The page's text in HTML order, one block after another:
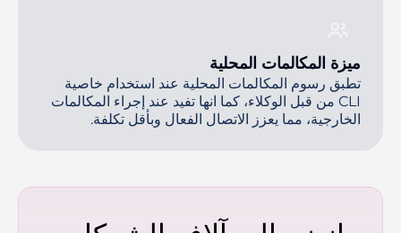
ميزة المكالمات المحلية
تطبق رسوم المكالمات المحلية عند استخدام خاصية
CLI من قبل الوكلاء، كما انها تفيد عند إجراء المكالمات
الخارجية، مما يعزز الاتصال الفعال وبأقل تكلفة.